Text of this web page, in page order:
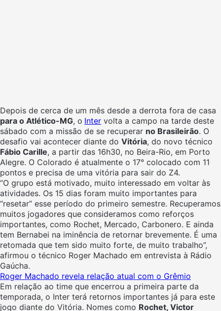
Depois de cerca de um mês desde a derrota fora de casa
para o Atlético-MG, o Inter volta a campo na tarde deste
sábado com a missão de se recuperar no Brasileirão. O
desafio vai acontecer diante do Vitória, do novo técnico
Fábio Carille, a partir das 16h30, no Beira-Rio, em Porto
Alegre. O Colorado é atualmente o 17° colocado com 11
pontos e precisa de uma vitória para sair do Z4.
“O grupo está motivado, muito interessado em voltar às
atividades. Os 15 dias foram muito importantes para
“resetar” esse período do primeiro semestre. Recuperamos
muitos jogadores que consideramos como reforços
importantes, como Rochet, Mercado, Carbonero. E ainda
tem Bernabei na iminência de retornar brevemente. É uma
retomada que tem sido muito forte, de muito trabalho”,
afirmou o técnico Roger Machado em entrevista à Rádio
Gaúcha.
Roger Machado revela relação atual com o Grêmio
Em relação ao time que encerrou a primeira parte da
temporada, o Inter terá retornos importantes já para este
jogo diante do Vitória. Nomes como Rochet, Victor